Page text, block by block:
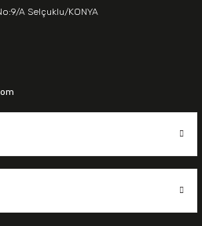
A Selçuklu/KONYA